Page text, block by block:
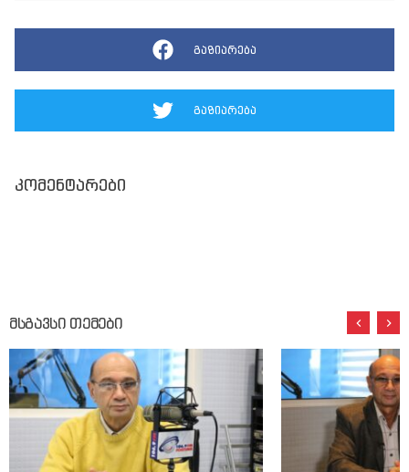
გაზიარება
გაზიარება
კომენტარები
მსგავსი თემები